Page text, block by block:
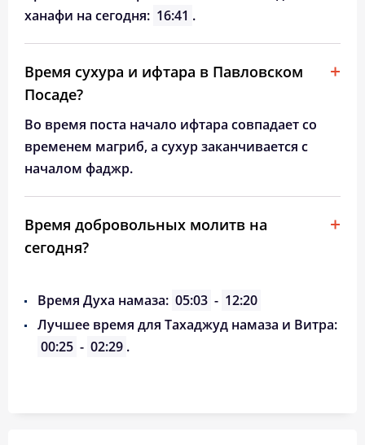
ханафи на сегодня: 16:41 .
Время сухура и ифтара в Павловском
Посаде?
Во время поста начало ифтара совпадает со
временем магриб, а сухур заканчивается с
началом фаджр.
Время добровольных молитв на
сегодня?
Время Духа намаза: 05:03 - 12:20
Лучшее время для Тахаджуд намаза и Витра:
00:25 - 02:29 .